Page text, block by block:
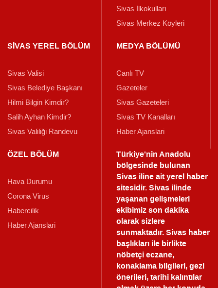
Sivas İlkokulları
Sivas Merkez Köyleri
SİVAS YEREL BÖLÜM
Sivas Valisi
Sivas Belediye Başkanı
Hilmi Bilgin Kimdir?
Salih Ayhan Kimdir?
Sivas Valiliği Randevu
MEDYA BÖLÜMÜ
Canlı TV
Gazeteler
Sivas Gazeteleri
Sivas TV Kanalları
Haber Ajanslari
ÖZEL BÖLÜM
Hava Durumu
Corona Virüs
Habercilik
Haber Ajanslari
Türkiye'nin Anadolu
bölgesinde bulunan
Sivas iline ait yerel haber
sitesidir. Sivas ilinde
yaşanan gelişmeleri
ekibimiz son dakika
olarak sizlere
sunmaktadır.Sivas haber
başlıkları ile birlikte
nöbetçi eczane,
konaklama bilgileri, gezi
önerileri, tarihi kalıntılar